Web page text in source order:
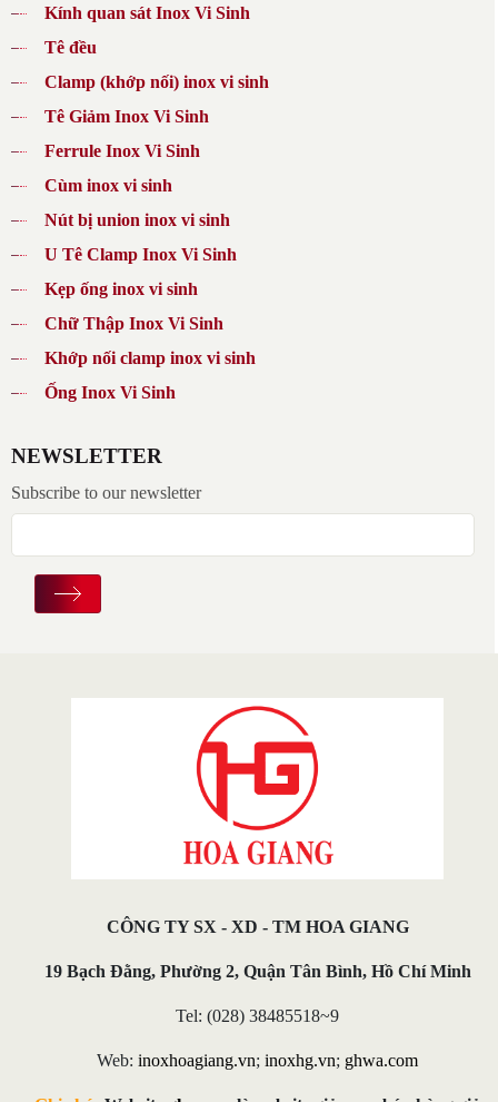
Kính quan sát Inox Vi Sinh
Tê đều
Clamp (khớp nối) inox vi sinh
Tê Giảm Inox Vi Sinh
Ferrule Inox Vi Sinh
Cùm inox vi sinh
Nút bị union inox vi sinh
U Tê Clamp Inox Vi Sinh
Kẹp ống inox vi sinh
Chữ Thập Inox Vi Sinh
Khớp nối clamp inox vi sinh
Ống Inox Vi Sinh
NEWSLETTER
Subscribe to our newsletter
CÔNG TY SX - XD - TM HOA GIANG
19 Bạch Đằng, Phường 2, Quận Tân Bình, Hồ Chí Minh
Tel: (028) 38485518~9
Web: inoxhoagiang.vn; inoxhg.vn; ghwa.com